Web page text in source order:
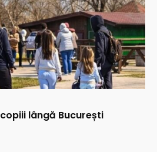
lângă București